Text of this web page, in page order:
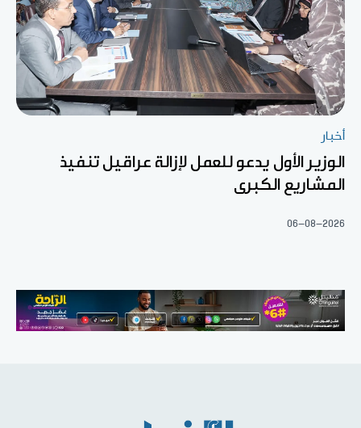
أخبار
الوزير الأول يدعو للعمل لإزالة عراقيل تنفيذ
المشاريع الكبرى
06-08-2026